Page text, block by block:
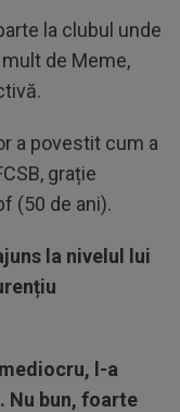
la clubul unde
de Meme,
a povestit cum a
grație
(50 de ani).
la nivelul lui
l-a
Nu bun, foarte